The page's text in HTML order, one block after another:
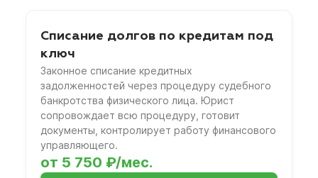
Списание долгов по кредитам под
ключ
Законное списание кредитных
задолженностей через процедуру судебного
банкротства физического лица. Юрист
сопровождает всю процедуру, готовит
документы, контролирует работу финансового
управляющего.
от 5 750 ₽/мес.